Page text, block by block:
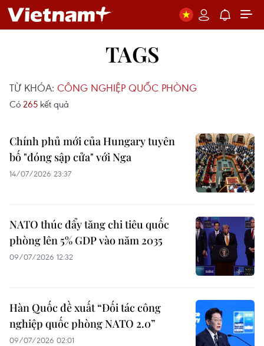
TAGS
TỪ KHÓA: CÔNG NGHIỆP QUỐC PHÒNG
Có 265 kết quả
Chính phủ mới của Hungary tuyên
bố "đóng sập cửa" với Nga
14/07/2026 23:37
NATO thúc đẩy tăng chi tiêu quốc
phòng lên 5% GDP vào năm 2035
09/07/2026 12:32
Hàn Quốc đề xuất “Đối tác công
nghiệp quốc phòng NATO 2.0”
09/07/2026 02:01